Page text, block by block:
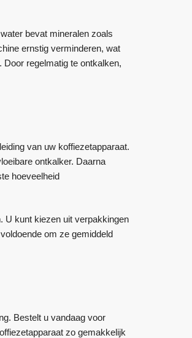
bevat mineralen zoals
ernstig verminderen, wat
regelmatig te ontkalken,
van uw koffiezetapparaat.
ontkalker. Daarna
hoeveelheid
U kunt kiezen uit verpakkingen
om ze gemiddeld
Bestelt u vandaag voor
zo gemakkelijk